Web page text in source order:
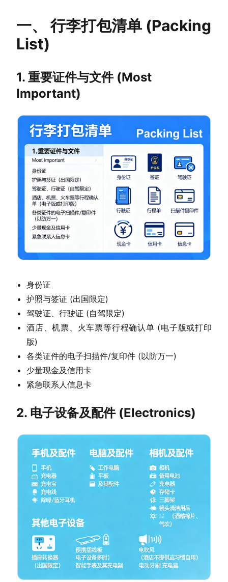
一、 行李打包清单 (Packing
List)
1. 重要证件与文件 (Most
Important)
身份证
护照与签证 (出国限定)
驾驶证、行驶证 (自驾限定)
酒店、机票、火车票等行程确认单 (电子版或打印
版)
各类证件的电子扫描件/复印件 (以防万一)
少量现金及信用卡
紧急联系人信息卡
2. 电子设备及配件 (Electronics)